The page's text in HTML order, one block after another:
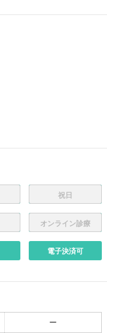
祝日
オンライン診療
電子決済可
ー